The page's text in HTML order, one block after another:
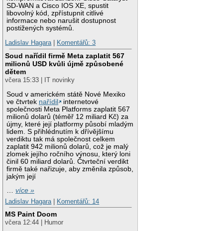
SD-WAN a Cisco IOS XE, spustit
libovolný kód, zpřístupnit citlivé
informace nebo narušit dostupnost
postižených systémů.
Ladislav Hagara| Komentářů: 3
Soud nařídil firmě Meta zaplatit 567
milionů USD kvůli újmě způsobené
dětem
včera 15:33 | IT novinky
Soud v americkém státě Nové Mexiko
ve čtvrtek nařídil
internetové
společnosti Meta Platforms zaplatit 567
milionů dolarů (téměř 12 miliard Kč) za
újmy, které její platformy působí mladým
lidem. S přihlédnutím k dřívějšímu
verdiktu tak má společnost celkem
zaplatit 942 milionů dolarů, což je malý
zlomek jejího ročního výnosu, který loni
činil 60 miliard dolarů. Čtvrteční verdikt
firmě také nařizuje, aby změnila způsob,
jakým její
…více »
Ladislav Hagara
Komentářů: 14
MS Paint Doom
včera 12:44 | Humor